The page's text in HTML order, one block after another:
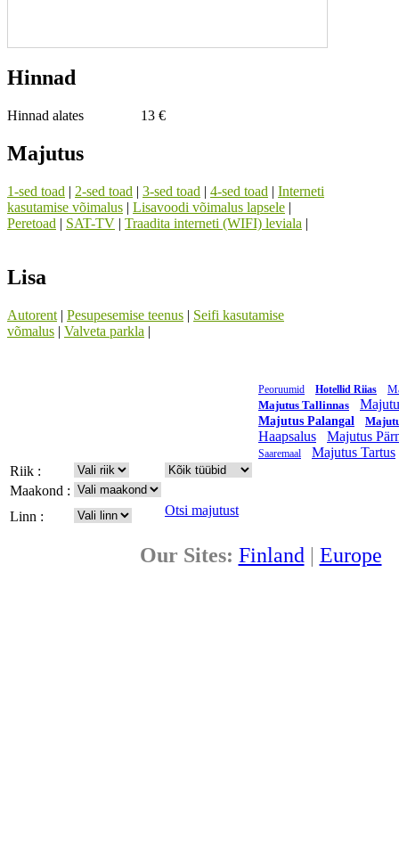
Hinnad
Hinnad alates 13 €
Majutus
1-sed toad | 2-sed toad | 3-sed toad | 4-sed toad | Interneti
kasutamise võimalus | Lisavoodi võimalus lapsele |
Peretoad | SAT-TV | Traadita interneti (WIFI) leviala |
Lisa
Autorent | Pesupesemise teenus | Seifi kasutamise
võmalus | Valveta parkla |
Peoruumid Hotellid Riias
Majutus Tallinnas
Majutus Palangal
Haapsalus Majutus
Saaremaal
Majutus Tartus
Riik :
Maakond :
Linn :
Otsi majutust
Our Sites: Finland | Europe